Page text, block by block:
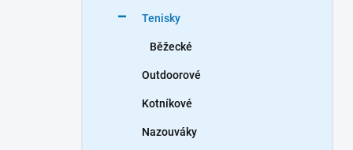
Tenisky
Běžecké
Outdoorové
Kotníkové
Nazouváky